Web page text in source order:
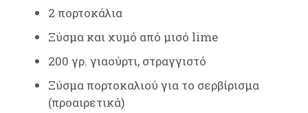
2 πορτοκάλια
Ξύσμα και χυμό από μισό lime
200 γρ. γιαούρτι, στραγγιστό
Ξύσμα πορτοκαλιού για το σερβίρισμα
(προαιρετικά)